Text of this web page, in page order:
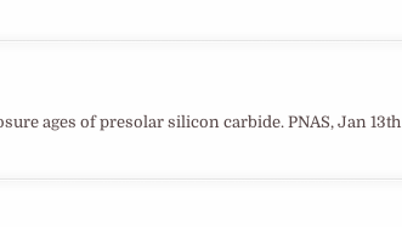
ages of presolar silicon carbide. PNAS, Jan 13th